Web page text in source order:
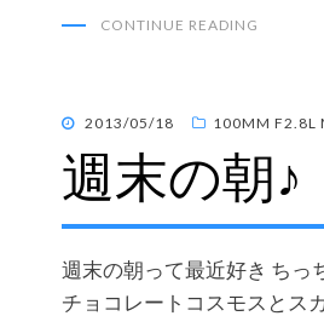
CONTINUE READING
POSTED
ON
2013/05/18 100MM F2.8L
週末の朝♪
週末の朝って最近好き ちっ
チョコレートコスモスとス